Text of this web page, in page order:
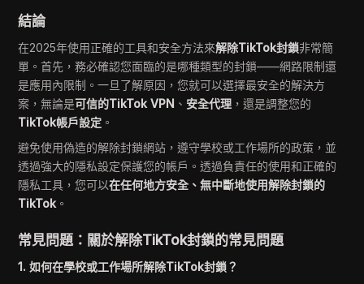
結論
在2025年使用正確的工具和安全方法來解除TikTok封鎖非常簡
單。首先，務必確認您面臨的是哪種類型的封鎖——網路限制還
是應用內限制。一旦了解原因，您就可以選擇最安全的解決方
案，無論是可信的TikTok VPN 、 安全代理 ，還是調整您的
TikTok帳戶設定 。
避免使用偽造的解除封鎖網站，遵守學校或工作場所的政策，並
透過強大的隱私設定保護您的帳戶。透過負責任的使用和正確的
隱私工具，您可以在任何地方安全、無中斷地使用解除封鎖的
TikTok 。
常見問題：關於解除TikTok封鎖的常見問題
1. 如何在學校或工作場所解除TikTok封鎖？